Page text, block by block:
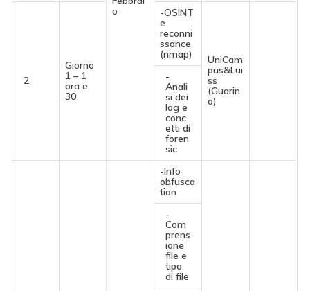
o
2
Giorno
1 – 1
ora e
30
-OSINT
e
reconni
ssance
(nmap)
UniCam
pus&Lui
ss
(Guarin
o)
-
Anali
si dei
log e
conc
etti di
foren
sic
-Info
obfusca
tion
-
Com
prens
ione
file e
tipo
di file